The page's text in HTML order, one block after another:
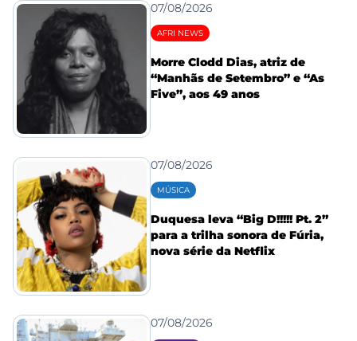
07/08/2026
AFRI NEWS
Morre Clodd Dias, atriz de
“Manhãs de Setembro” e “As
Five”, aos 49 anos
07/08/2026
MÚSICA
Duquesa leva “Big D!!!!! Pt. 2”
para a trilha sonora de Fúria,
nova série da Netflix
07/08/2026